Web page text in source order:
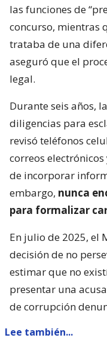
las funciones de
concurso, mientras
trataba de una
aseguró que el
legal.
Durante seis años,
diligencias para
revisó teléfonos
correos
de incorporar
embargo, nunca
para formalizar
En julio de 2025, el
decisión de no
estimar que no
presentar una
de corrupción
Lee también...